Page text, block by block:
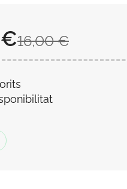
16,00 €